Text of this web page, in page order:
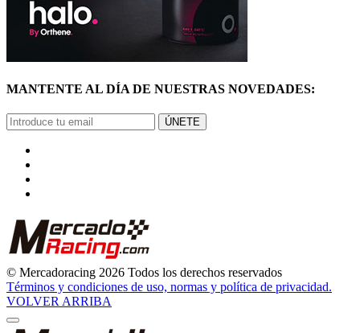
MANTENTE AL DÍA DE NUESTRAS NOVEDADES:
ÚNETE
© Mercadoracing 2026 Todos los derechos reservados
Términos y condiciones de uso, normas y política de privacidad.
VOLVER ARRIBA